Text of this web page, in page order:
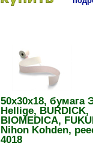
50x30x18, бумага
Hellige, BURDICK,
BIOMEDICA,
Nihon Kohden,
4018